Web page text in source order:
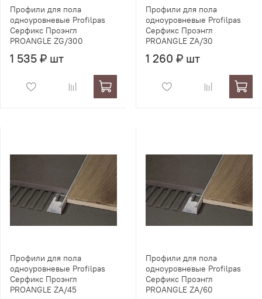
Профили для пола
одноуровневые Profilpas
Серфикс Проэнгл
PROANGLE ZG/300
1 535 ₽ шт
Профили для пола
одноуровневые Profilpas
Серфикс Проэнгл
PROANGLE ZA/30
1 260 ₽ шт
Профили для пола
одноуровневые Profilpas
Серфикс Проэнгл
PROANGLE ZA/45
Профили для пола
одноуровневые Profilpas
Серфикс Проэнгл
PROANGLE ZA/60